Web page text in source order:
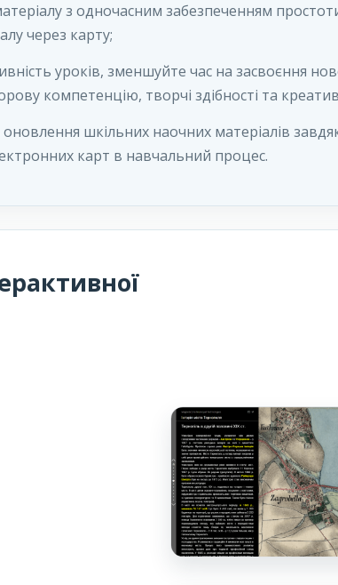
з одночасним забезпеченням
через карту;
уроків, зменшуйте час на засвоєння
компетенцію, творчі здібності та
шкільних наочних матеріалів
карт в навчальний процес.